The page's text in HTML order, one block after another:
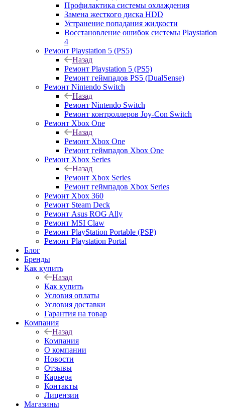
Профилактика системы охлаждения
Замена жесткого диска HDD
Устранение попадания жидкости
Восстановление ошибок системы Playstation
4
Ремонт Playstation 5 (PS5)
Назад
Ремонт Playstation 5 (PS5)
Ремонт геймпадов PS5 (DualSense)
Ремонт Nintendo Switch
Назад
Ремонт Nintendo Switch
Ремонт контроллеров Joy-Con Switch
Ремонт Xbox One
Назад
Ремонт Xbox One
Ремонт геймпадов Xbox One
Ремонт Xbox Series
Назад
Ремонт Xbox Series
Ремонт геймпадов Xbox Series
Ремонт Xbox 360
Ремонт Steam Deck
Ремонт Asus ROG Ally
Ремонт MSI Claw
Ремонт PlayStation Portable (PSP)
Ремонт Playstation Portal
Блог
Бренды
Как купить
Назад
Как купить
Условия оплаты
Условия доставки
Гарантия на товар
Компания
Назад
Компания
О компании
Новости
Отзывы
Карьера
Контакты
Лицензии
Магазины